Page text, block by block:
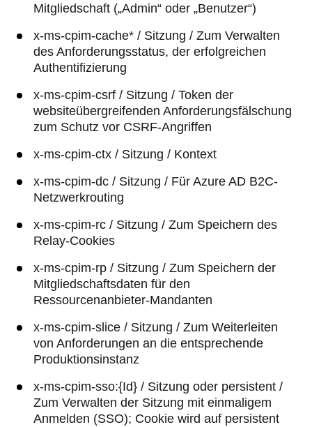
Mitgliedschaft („Admin“ oder „Benutzer“)
x-ms-cpim-cache­* / Sitzung / Zum Verwalten
des Anforderungsstatus, der erfolgreichen
Authentifizierung
x-ms-cpim-csrf / Sitzung / Token der
websiteübergreifenden Anforderungsfälschung
zum Schutz vor CSRF-Angriffen
x-ms-cpim-ctx / Sitzung / Kontext
x-ms-cpim-dc / Sitzung / Für Azure AD B2C-
Netzwerkrouting
x-ms-cpim-rc / Sitzung / Zum Speichern des
Relay-Cookies
x-ms-cpim-rp / Sitzung / Zum Speichern der
Mitgliedschaftsdaten für den
Ressourcenanbieter-Mandanten
x-ms-cpim-slice / Sitzung / Zum Weiterleiten
von Anforderungen an die entsprechende
Produktionsinstanz
x-ms-cpim-sso:{­Id} / Sitzung oder persistent /
Zum Verwalten der Sitzung mit einmaligem
Anmelden (SSO); Cookie wird auf persistent